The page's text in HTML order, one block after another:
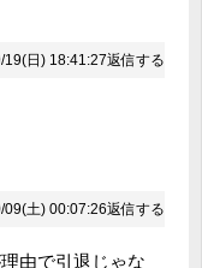
日) 18:41:27返信する
土) 00:07:26返信する
由で引退じゃな